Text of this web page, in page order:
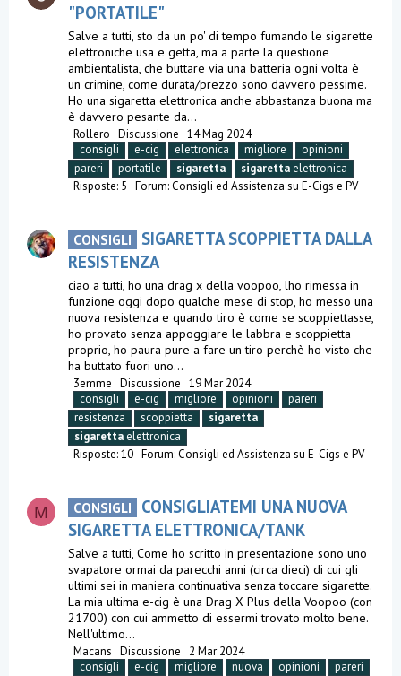
"PORTATILE"
Salve a tutti, sto da un po' di tempo fumando le sigarette
elettroniche usa e getta, ma a parte la questione
ambientalista, che buttare via una batteria ogni volta è
un crimine, come durata/prezzo sono davvero pessime.
Ho una sigaretta elettronica anche abbastanza buona ma
è davvero pesante da...
Rollero Discussione 14 Mag 2024
consigli
e-cig elettronica migliore
opinioni
pareri
portatile sigaretta sigaretta elettronica
Risposte: 5 Forum:Consigli ed Assistenza su E-Cigs e PV
CONSIGLI
SIGARETTA SCOPPIETTA DALLA
RESISTENZA
ciao a tutti, ho una drag x della voopoo, lho rimessa in
funzione oggi dopo qualche mese di stop, ho messo una
nuova resistenza e quando tiro è come se scoppiettasse,
ho provato senza appoggiare le labbra e scoppietta
proprio, ho paura pure a fare un tiro perchè ho visto che
ha buttato fuori uno...
3emme Discussione 19 Mar 2024
consigli
e-cig migliore opinioni
pareri
resistenza
scoppietta
sigaretta
sigaretta elettronica
Risposte: 10 Forum:Consigli ed Assistenza su E-Cigs e PV
M CONSIGLI
CONSIGLIATEMI UNA NUOVA
SIGARETTA ELETTRONICA/TANK
Salve a tutti, Come ho scritto in presentazione sono uno
svapatore ormai da parecchi anni (circa dieci) di cui gli
ultimi sei in maniera continuativa senza toccare sigarette.
La mia ultima e-cig è una Drag X Plus della Voopoo (con
21700) con cui ammetto di essermi trovato molto bene.
Nell'ultimo...
Macans Discussione
2 Mar 2024
consigli
e-cig migliore nuova opinioni
pareri